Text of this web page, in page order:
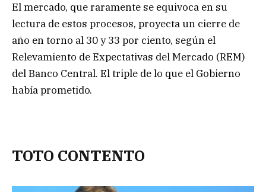
El mercado, que raramente se equivoca en su
lectura de estos procesos, proyecta un cierre de
año en torno al 30 y 33 por ciento, según el
Relevamiento de Expectativas del Mercado (REM)
del Banco Central. El triple de lo que el Gobierno
había prometido.
TOTO CONTENTO